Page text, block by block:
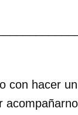
con hacer